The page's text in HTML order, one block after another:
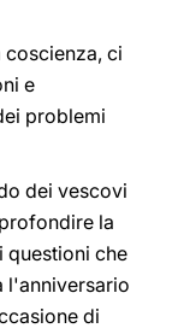
ci
e
problemi
dei vescovi
la
questioni che
l'anniversario
di